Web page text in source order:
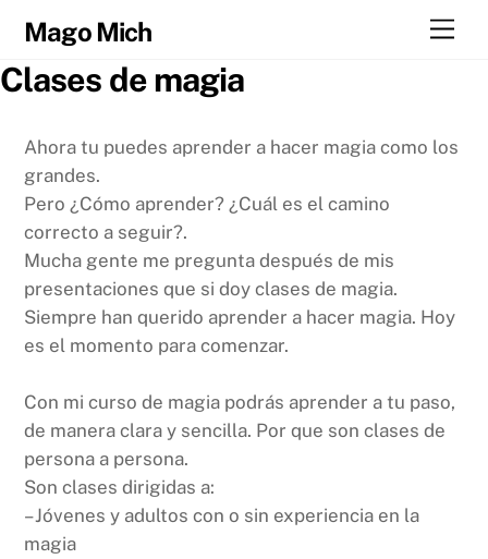
content
Mago Mich
Clases de magia
Ahora tu puedes aprender a hacer magia como los
grandes.
Pero ¿Cómo aprender? ¿Cuál es el camino
correcto a seguir?.
Mucha gente me pregunta después de mis
presentaciones que si doy clases de magia.
Siempre han querido aprender a hacer magia. Hoy
es el momento para comenzar.
Con mi curso de magia podrás aprender a tu paso,
de manera clara y sencilla. Por que son clases de
persona a persona.
Son clases dirigidas a:
– Jóvenes y adultos con o sin experiencia en la
magia